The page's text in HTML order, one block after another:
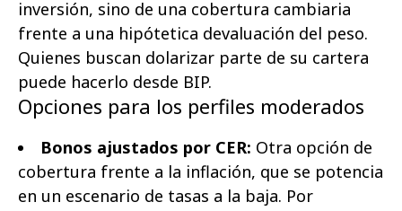
inversión, sino de una cobertura cambiaria
frente a una hipótetica devaluación del peso.
Quienes buscan dolarizar parte de su cartera
puede hacerlo desde BIP.
Opciones para los perfiles moderados
Bonos ajustados por CER: Otra opción de
cobertura frente a la inflación, que se potencia
en un escenario de tasas a la baja. Por